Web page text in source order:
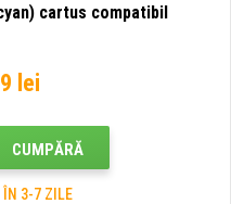
cartus compatibil
lei
CUMPĂRĂ
ÎN 3-7 ZILE